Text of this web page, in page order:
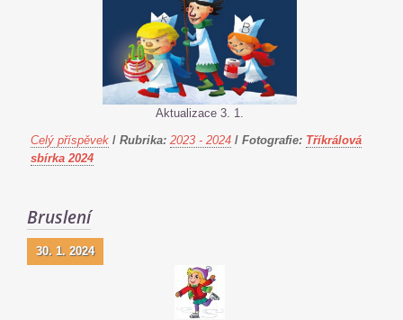
Aktualizace 3. 1.
Celý příspěvek / Rubrika: 2023 - 2024 / Fotografie: Tříkrálová
sbírka 2024
Bruslení
30. 1. 2024